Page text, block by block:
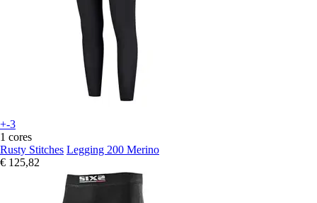
+-3
1 cores
Rusty Stitches Legging 200 Merino
€ 125,82